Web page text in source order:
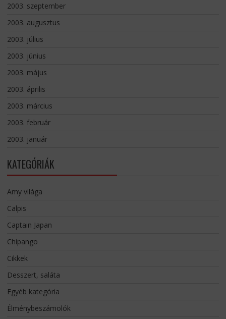
2003. szeptember
2003. augusztus
2003. július
2003. június
2003. május
2003. április
2003. március
2003. február
2003. január
KATEGÓRIÁK
Amy világa
Calpis
Captain Japan
Chipango
Cikkek
Desszert, saláta
Egyéb kategória
Élménybeszámolók